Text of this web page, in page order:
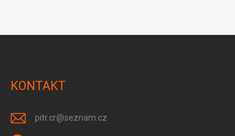
KONTAKT
pitr.cr@seznam.cz